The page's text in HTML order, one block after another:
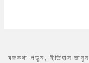
বঙ্গকথা পড়ুন, ইতিহাস জানুন